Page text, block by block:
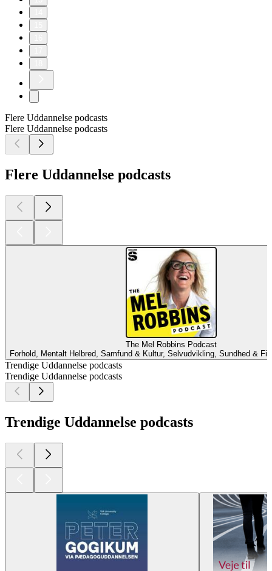
Flere Uddannelse podcasts
Flere Uddannelse podcasts
Flere Uddannelse podcasts
The Mel Robbins Podcast
Forhold, Mentalt Helbred, Samfund & Kultur, Selvudvikling, Sundhed &
Trendige Uddannelse podcasts
Trendige Uddannelse podcasts
Trendige Uddannelse podcasts